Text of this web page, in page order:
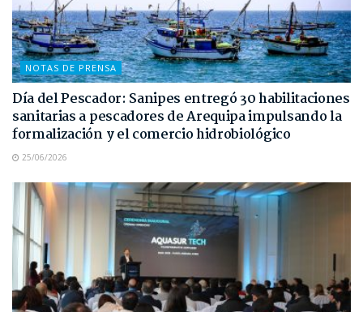
NOTAS DE PRENSA
Día del Pescador: Sanipes entregó 30 habilitaciones
sanitarias a pescadores de Arequipa impulsando la
formalización y el comercio hidrobiológico
25/06/2026